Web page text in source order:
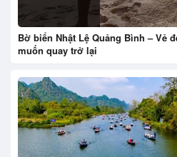
Bờ biển Nhật Lệ Quảng Bình – Vẻ
muốn quay trở lại